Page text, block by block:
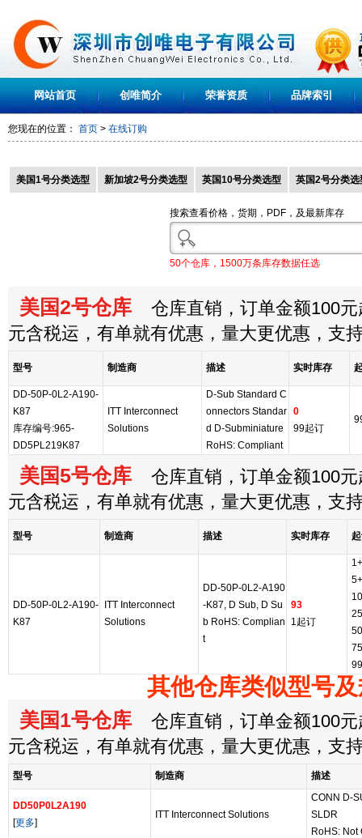
网站首页 创唯简介 荣誉资质 品牌索引
您现在的位置： 首页 > 在线订购
美国1号分类选型 新加坡2号分类选型 英国10号分类选型 英国2号分类选
搜索查看价格，货期，PDF，及最新库存
50个仓库，1500万条库存数据任选
美国2号仓库 仓库直销，订单金额100元
元含税运，有单就有优惠，量大更优惠，支
型号 制造商 描述 实时库存
DD-50P-0L2-A190-
K87
库存编号:965-
DD5PL219K87
ITT Interconnect
Solutions
D-Sub Standard C
onnectors Standar
d D-Subminiature
RoHS: Compliant
0
99起订
美国5号仓库 仓库直销，订单金额100元
元含税运，有单就有优惠，量大更优惠，支
型号 制造商 描述 实时库存
DD-50P-0L2-A190-
K87
ITT Interconnect
Solutions
DD-50P-0L2-A190
-K87, D Sub, D Su
b RoHS: Complian
t
93
1起订
1+
5+
其他仓库类似型号
美国1号仓库 仓库直销，订单金额100元
元含税运，有单就有优惠，量大更优惠，支
型号 制造商 描述
DD50P0L2A190
[更多]
ITT Interconnect Solutions
CONN D-
SLDR
RoHS: